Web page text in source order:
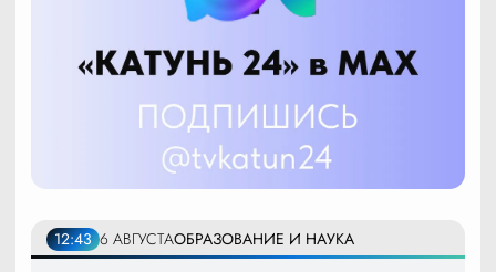
12:43 6 АВГУСТАОБРАЗОВАНИЕ И НАУКА